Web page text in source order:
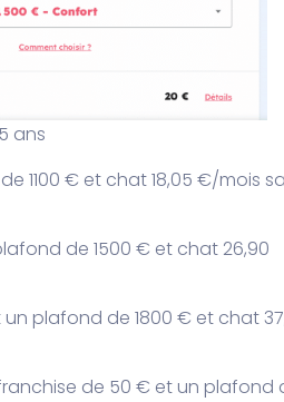
ans
1100 € et chat 18,05 €/mois
de 1500 € et chat 26,90
plafond de 1800 € et chat
de 50 € et un plafond